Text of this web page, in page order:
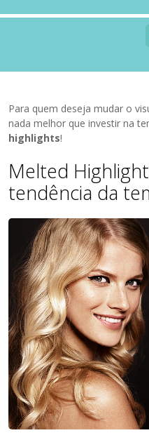
Para quem deseja mudar o
nada melhor que investir na
highlights!
Melted
tendência da